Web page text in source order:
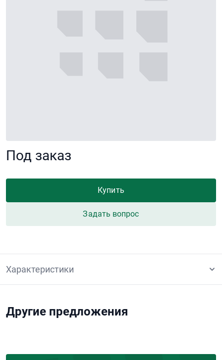
Под заказ
Купить
Задать вопрос
Характеристики
Другие предложения